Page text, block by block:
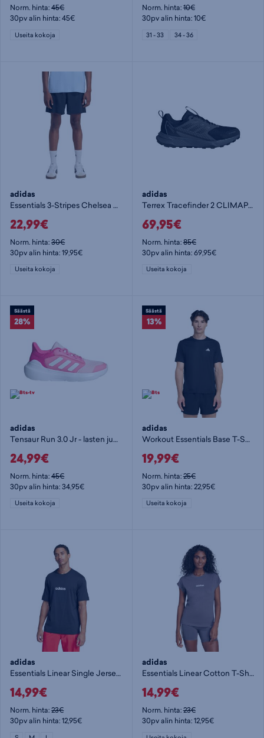
Norm. hinta:45€
30pv alin hinta: 45€
Useita kokoja
Norm. hinta:10€
30pv alin hinta: 10€
31 - 33 34 - 36
adidas
Essentials 3-Stripes Chelsea Shorts M - miesten shortsit
22,99€
Norm. hinta:30€
30pv alin hinta: 19,95€
Useita kokoja
adidas
Terrex Tracefinder 2 CLIMAPROOF - miesten maastojuoksukengät
69,95€
Norm. hinta:85€
30pv alin hinta: 69,95€
Useita kokoja
Säästä
28%
adidas
Tensaur Run 3.0 Jr - lasten juoksukengät
24,99€
Norm. hinta:45€
30pv alin hinta: 34,95€
Useita kokoja
Säästä
13%
adidas
Workout Essentials Base T-Shirt M - miesten t-paita
19,99€
Norm. hinta:25€
30pv alin hinta: 22,95€
Useita kokoja
adidas
Essentials Linear Single Jersey Tee - t-paita
14,99€
Norm. hinta:23€
30pv alin hinta: 12,95€
adidas
Essentials Linear Cotton T-Shirt W - naisten t-paita
14,99€
Norm. hinta:23€
30pv alin hinta: 12,95€